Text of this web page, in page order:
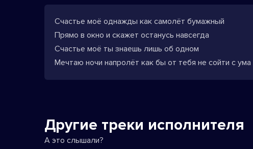
Счастье моё однажды как самолёт бумажный
Прямо в окно и скажет останусь навсегда
Счастье моё ты знаешь лишь об одном
Мечтаю ночи напролёт как бы от тебя не сойти с ума
Другие треки исполнителя
А это слышали?